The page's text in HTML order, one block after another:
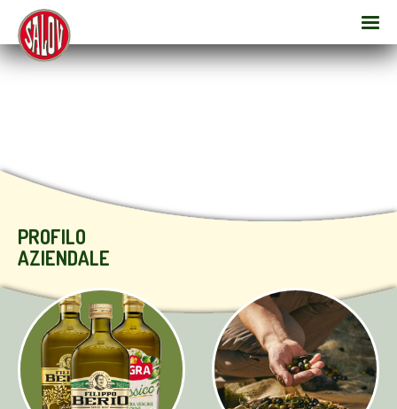
PROFILO
AZIENDALE